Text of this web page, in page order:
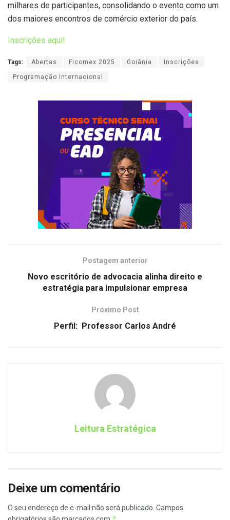
milhares de participantes, consolidando o evento como um
dos maiores encontros de comércio exterior do país.
Inscrições aqui!
Tags: Abertas Ficomex 2025 Goiânia Inscrições
Programação Internacional
Postagem anterior
Novo escritório de advocacia alinha direito e
estratégia para impulsionar empresa
Próximo Post
Perfil: Professor Carlos André
Leitura Estratégica
Deixe um comentário
O seu endereço de e-mail não será publicado. Campos